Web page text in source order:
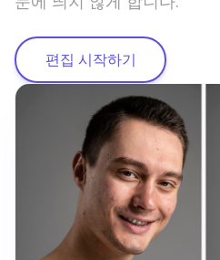
편집 시작하기